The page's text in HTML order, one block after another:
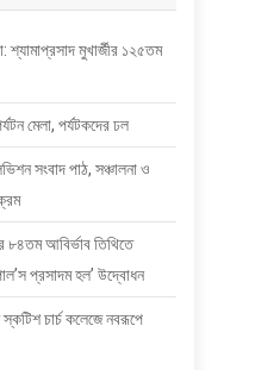
শ্যামাপ্রসাদ মুখার্জীর ১২৫তম
মেলা, পর্যটকদের ঢল
সংবাদ পাঠ, সঞ্চালনা ও
৮৪তম আবির্ভাব তিথিতে
প্রসাদম হল’ উদ্বোধন
চার্চ কলেজে নবরূপে